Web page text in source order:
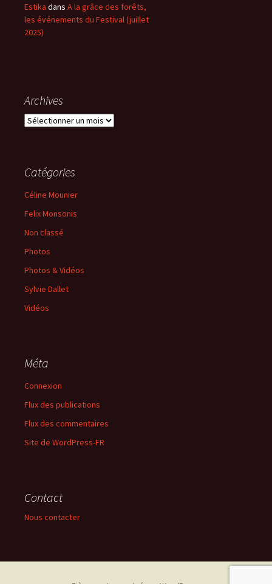
Estika dans A la grâce des forêts,
les événements du Festival (juillet
2025)
Archives
Archives
Catégories
Céline Mounier
Felix Monsonis
Non classé
Photos
Photos & Vidéos
Sylvie Dallet
Vidéos
Méta
Connexion
Flux des publications
Flux des commentaires
Site de WordPress-FR
Contact
Nous contacter